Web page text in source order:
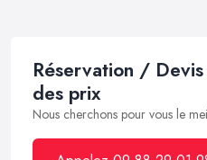
Réservation /
des prix
Nous cherchons pour vous le